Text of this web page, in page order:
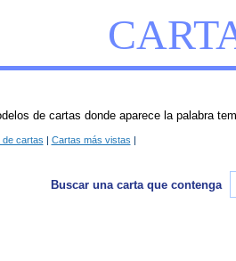
de cartas donde aparece la palabra
de cartas Cartas más vistas
Buscar una carta que contenga